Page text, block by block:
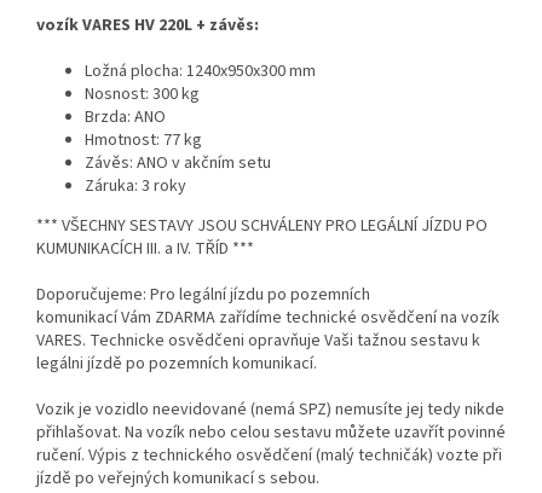
vozík VARES HV 220L + závěs:
Ložná plocha: 1240x950x300 mm
Nosnost: 300 kg
Brzda: ANO
Hmotnost: 77 kg
Závěs: ANO v akčním setu
Záruka: 3 roky
*** VŠECHNY SESTAVY JSOU SCHVÁLENY PRO LEGÁLNÍ JÍZDU PO
KUMUNIKACÍCH III. a IV. TŘÍD ***
Doporučujeme: Pro legální jízdu po pozemních
komunikací Vám ZDARMA zařídíme technické osvědčení na vozík
VARES. Technicke osvědčeni opravňuje Vaši tažnou sestavu k
legálni jízdě po pozemních komunikací.
Vozik je vozidlo neevidované (nemá SPZ) nemusíte jej tedy nikde
přihlašovat. Na vozík nebo celou sestavu můžete uzavřít povinné
ručení. Výpis z technického osvědčení (malý techničák) vozte při
jízdě po veřejných komunikací s sebou.